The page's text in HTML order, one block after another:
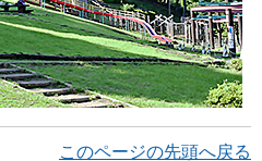
このページの先頭へ戻る